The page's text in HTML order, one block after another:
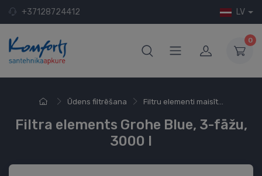
+37128724412 LV
0
Ūdens filtrēšana Filtru elementi maisīt...
Filtra elements Grohe Blue, 3-fāžu,
3000 l